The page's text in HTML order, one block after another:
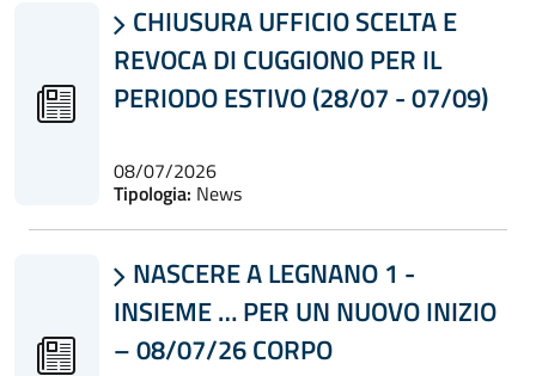
 CHIUSURA UFFICIO SCELTA E
REVOCA DI CUGGIONO PER IL
PERIODO ESTIVO (28/07 - 07/09)
08/07/2026
Tipologia: News
 NASCERE A LEGNANO 1 -
INSIEME … PER UN NUOVO INIZIO
– 08/07/26 CORPO